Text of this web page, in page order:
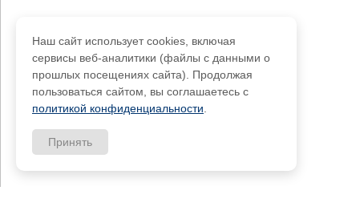
Наш сайт использует cookies, включая
сервисы веб-аналитики (файлы с данными о
прошлых посещениях сайта). Продолжая
пользоваться сайтом, вы соглашаетесь с
политикой конфиденциальности
Принять